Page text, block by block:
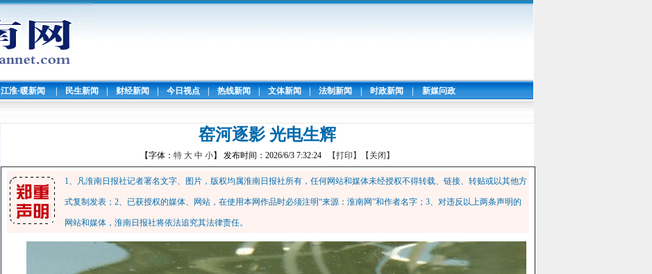
江淮·暖新闻 | 民生新闻 | 财经新闻 | 今日视点 | 热线新闻 | 文体新闻 | 法制新闻 | 时政新闻 | 新媒问政
窑河逐影 光电生辉
【字体： 特 大 中 小】 发布时间：2026/6/3 7:32:24 【打印】 【关闭】
1、凡淮南日报社记者署名文字、图片，版权均属淮南日报社所有，任何网站和媒体未经授权不得转载、链接、转贴或以其他方
式复制发表；2、已获授权的媒体、网站，在使用本网作品时必须注明“来源：淮南网”和作者名字；3、对违反以上两条声明的
网站和媒体，淮南日报社将依法追究其法律责任。